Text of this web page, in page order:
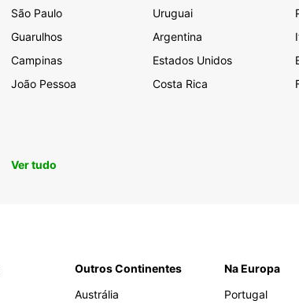
São Paulo
Guarulhos
Campinas
João Pessoa
Uruguai
Argentina
Estados Unidos
Costa Rica
Ver tudo
Outros Continentes
Austrália
Na Europa
Portugal